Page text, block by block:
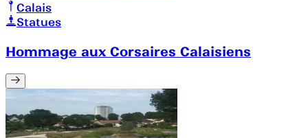
Calais
Statues
Hommage aux Corsaires Calaisiens